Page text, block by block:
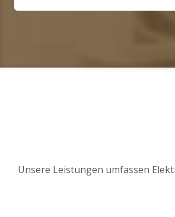
Unsere Leistungen umfassen